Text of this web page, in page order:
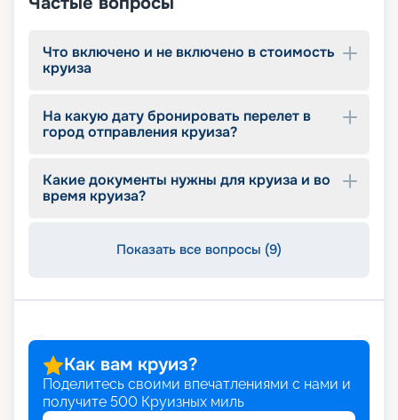
Что включено и не включено в стоимость
круиза
На какую дату бронировать перелет в
город отправления круиза?
Какие документы нужны для круиза и во
время круиза?
Показать все вопросы (9)
Как вам круиз?
Поделитесь своими впечатлениями с нами и
получите 500 Круизных миль